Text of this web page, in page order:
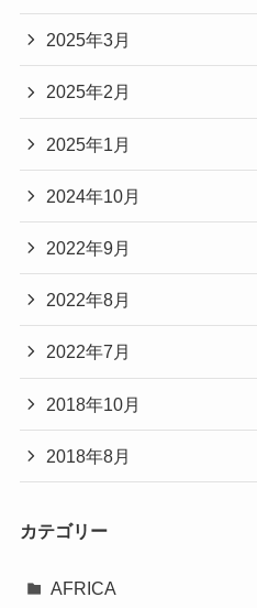
2025年3月
2025年2月
2025年1月
2024年10月
2022年9月
2022年8月
2022年7月
2018年10月
2018年8月
カテゴリー
AFRICA